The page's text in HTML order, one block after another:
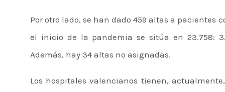
Por otro lado, se han dado 459 altas a pacientes
el inicio de la pandemia se sitúa en 23.758:
Además, hay 34 altas no asignadas.
Los hospitales valencianos tienen,